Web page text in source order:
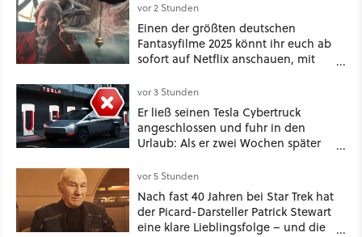
vor 2 Stunden
Einen der größten deutschen
Fantasyfilme 2025 könnt ihr euch ab
sofort auf Netflix anschauen, mit
vor 3 Stunden
Er ließ seinen Tesla Cybertruck
angeschlossen und fuhr in den
Urlaub: Als er zwei Wochen später
mehr an [Best of GameStar]
vor 5 Stunden
Nach fast 40 Jahren bei Star Trek hat
der Picard-Darsteller Patrick Stewart
eine klare Lieblingsfolge – und die